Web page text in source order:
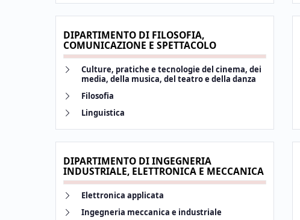
DIPARTIMENTO DI FILOSOFIA,
COMUNICAZIONE E SPETTACOLO
Link identifier #identifier__154311-11
Culture, pratiche e tecnologie del cinema, dei
media, della musica, del teatro e della danza
Link identifier #identifier__144864-12
Filosofia
Link identifier #identifier__71396-13
Linguistica
DIPARTIMENTO DI INGEGNERIA
INDUSTRIALE, ELETTRONICA E MECCANICA
Link identifier #identifier__13432-20
Elettronica applicata
Link identifier #identifier__148598-21
Ingegneria meccanica e industriale